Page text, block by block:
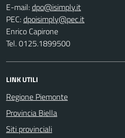
E-mail:
PEC:
Enrico Capirone
Tel. 0125.1899500
LINK UTILI
Regione Piemonte
Provincia Biella
Siti provinciali